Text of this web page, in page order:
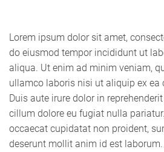
Lorem ipsum dolor sit amet,
do eiusmod tempor incididunt ut
aliqua. Ut enim ad minim veniam,
ullamco laboris nisi ut aliquip ex ea
Duis aute irure dolor in
cillum dolore eu fugiat nulla
occaecat cupidatat non proident,
deserunt mollit anim id est